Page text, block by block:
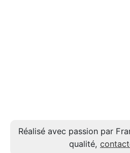
Réalisé avec passion par
qualité,